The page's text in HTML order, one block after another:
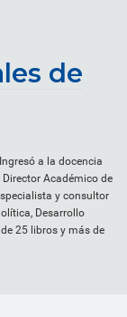
de
a la docencia
Académico de
y consultor
Desarrollo
25 libros y más de